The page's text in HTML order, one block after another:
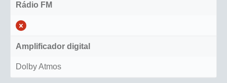
Rádio FM
Amplificador digital
Dolby Atmos